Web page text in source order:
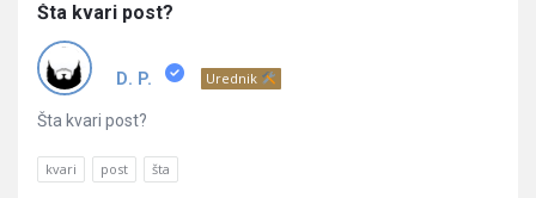
Šta kvari post?
D. P. Urednik
Šta kvari post?
kvari post šta